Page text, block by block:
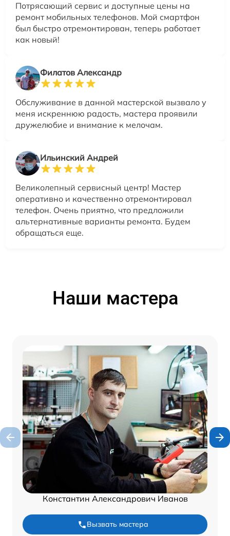
Потрясающий сервис и доступные цены на
ремонт мобильных телефонов. Мой смартфон
был быстро отремонтирован, теперь работает
как новый!
Филатов Александр
Обслуживание в данной мастерской вызвало у
меня искреннюю радость, мастера проявили
дружелюбие и внимание к мелочам.
Ильинский Андрей
Великолепный сервисный центр! Мастер
оперативно и качественно отремонтировал
телефон. Очень приятно, что предложили
альтернативные варианты ремонта. Будем
обращаться еще.
Наши мастера
Константин Александрович Иванов
Вызвать мастера